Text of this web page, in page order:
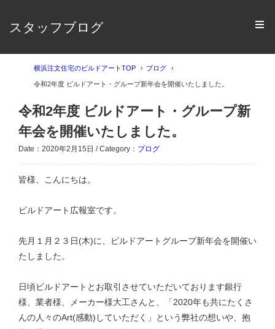
スタッフブログ
横浜注文住宅のビルドアートTOP ブログ
令和2年度 ビルドアート・グループ新年会を開催いたしました。
令和2年度 ビルドアート・グループ新
年会を開催いたしました。
Date：2020年2月15日 / Category： ブログ
皆様、こんにちは。
ビルドアート広報室です。
先月１月２３日(木)に、ビルドアートグループ新年会を開催い
たしました。
日頃ビルドアートとお取引させていただいております銀行
様、業者様、メーカー様大工さんと、「2020年も共にたくさ
んの人々のArt(感動)していただく」という弊社の想いや、抱